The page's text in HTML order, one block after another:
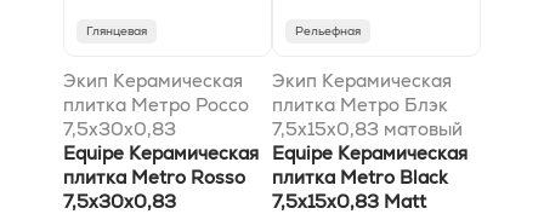
Глянцевая
Экип Керамическая
плитка Метро Россо
7,5x30x0,83
Equipe Керамическая
плитка Metro Rosso
7,5x30x0,83
Рельефная
Экип Керамическая
плитка Метро Блэк
7,5x15x0,83 матовый
Equipe Керамическая
плитка Metro Black
7,5x15x0,83 Matt